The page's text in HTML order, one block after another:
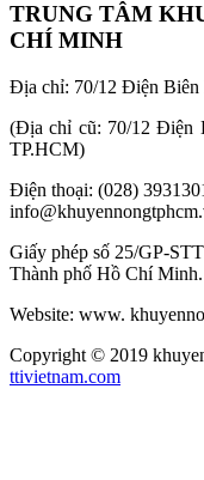
TRUNG TÂM
CHÍ MINH
Địa chỉ: 70/12 Điện Biên
(Địa chỉ cũ: 70/12 Điện
TP.HCM)
Điện thoại: (028)
Giấy phép số 25/GP-
Thành phố Hồ Chí Minh.
Website: www.
Copyright © 2019
ttivietnam.com